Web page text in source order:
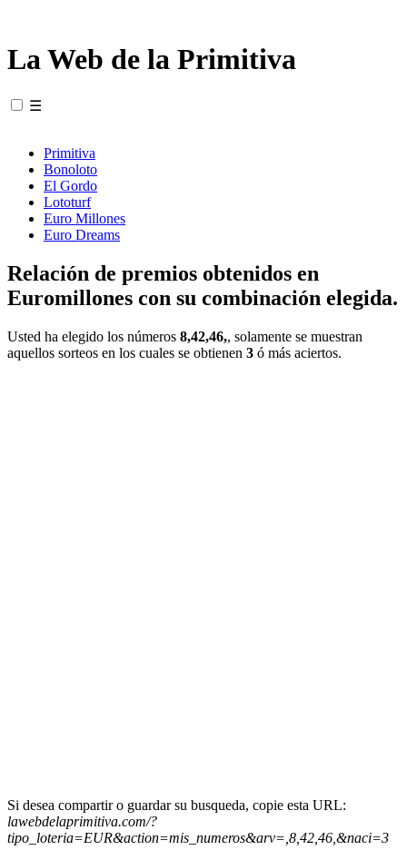
La Web de la Primitiva
☰
Primitiva
Bonoloto
El Gordo
Lototurf
Euro Millones
Euro Dreams
Relación de premios obtenidos en
Euromillones con su combinación elegida.
Usted ha elegido los números 8,42,46,, solamente se muestran
aquellos sorteos en los cuales se obtienen 3 ó más aciertos.
Si desea compartir o guardar su busqueda, copie esta URL:
lawebdelaprimitiva.com/?
tipo_loteria=EUR&action=mis_numeros&arv=,8,42,46,&naci=3